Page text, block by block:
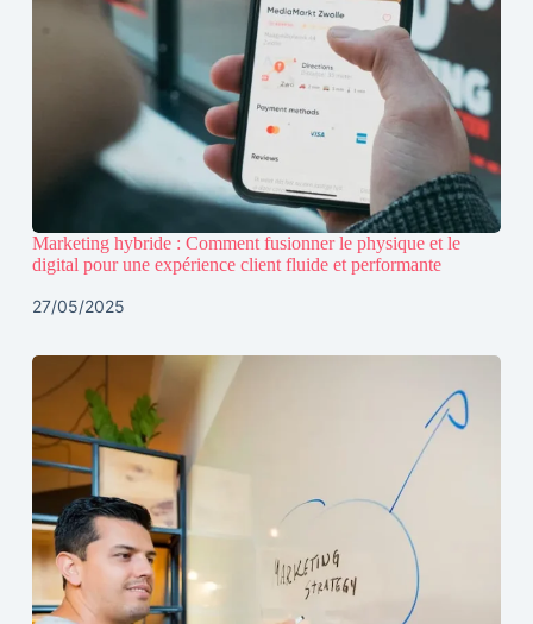
Marketing hybride : Comment fusionner le physique et le
digital pour une expérience client fluide et performante
27/05/2025